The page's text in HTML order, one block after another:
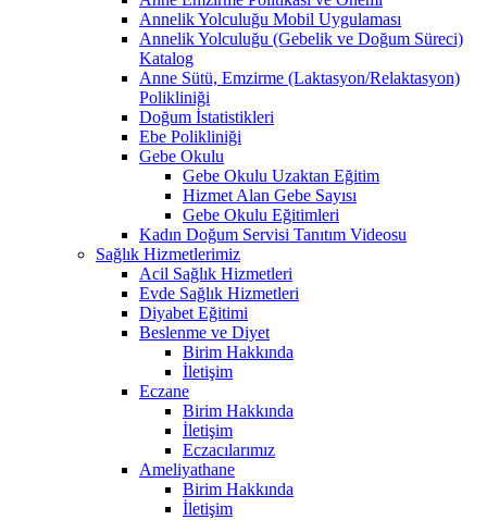
Annelik Yolculuğu Mobil Uygulaması
Annelik Yolculuğu (Gebelik ve Doğum Süreci)
Katalog
Anne Sütü, Emzirme (Laktasyon/Relaktasyon)
Polikliniği
Doğum İstatistikleri
Ebe Polikliniği
Gebe Okulu
Gebe Okulu Uzaktan Eğitim
Hizmet Alan Gebe Sayısı
Gebe Okulu Eğitimleri
Kadın Doğum Servisi Tanıtım Videosu
Sağlık Hizmetlerimiz
Acil Sağlık Hizmetleri
Evde Sağlık Hizmetleri
Diyabet Eğitimi
Beslenme ve Diyet
Birim Hakkında
İletişim
Eczane
Birim Hakkında
İletişim
Eczacılarımız
Ameliyathane
Birim Hakkında
İletişim